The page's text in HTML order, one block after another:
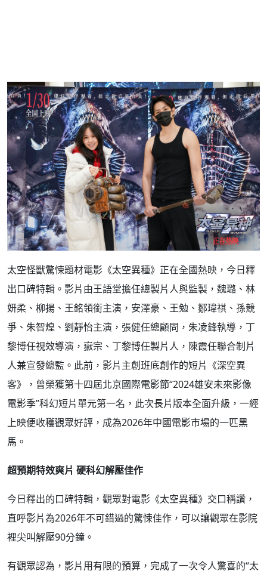
太空怪獸驚悚題材電影《太空異種》正在全國熱映，今日釋
出口碑特輯。影片由王語堂擔任總製片人與監製，魏璐、林
妍柔、柳揚、王銘領銜主演，安澤豪、王勉、鄒瑋祺、孫競
爭、朱智煌、劉靜怡主演，張健任總顧問，朱凌鋒執導，丁
黎博任視效導演，嶽宗、丁黎博任製片人，陳霞任聯合制片
人兼宣發總監。此前，影片主創班底創作的短片《深空異
客》，曾榮獲第十四屆北京國際電影節“2024雄安未來影像
電影季”科幻短片單元第一名，此次長片版本全面升級，一經
上映便收穫觀眾好評，成為2026年中國電影市場的一匹黑
馬。
超預期特效爽片 硬科幻解壓佳作
今日釋出的口碑特輯，觀眾對電影《太空異種》交口稱讚，
直呼影片為2026年不可錯過的驚悚佳作，可以讓觀眾在影院
裡尖叫解壓90分鐘。
有觀眾認為，影片用有限的預算，完成了一次令人驚喜的“太